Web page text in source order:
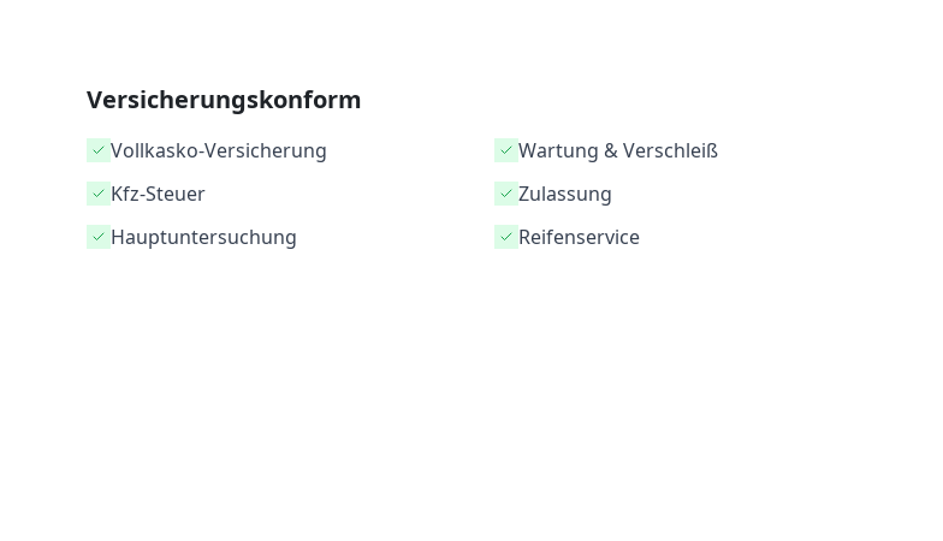
Versicherungskonform
Vollkasko-Versicherung
Wartung & Verschleiß
Kfz-Steuer
Zulassung
Hauptuntersuchung
Reifenservice